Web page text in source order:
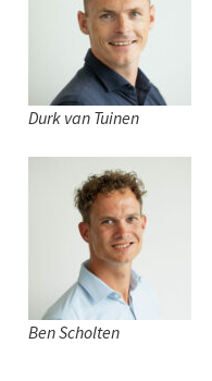
Durk van Tuinen
Ben Scholten